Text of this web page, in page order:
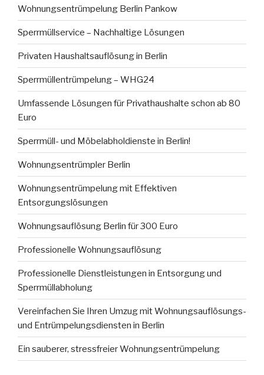
Wohnungsentrümpelung Berlin Pankow
Sperrmüllservice – Nachhaltige Lösungen
Privaten Haushaltsauflösung in Berlin
Sperrmüllentrümpelung – WHG24
Umfassende Lösungen für Privathaushalte schon ab 80
Euro
Sperrmüll- und Möbelabholdienste in Berlin!
Wohnungsentrümpler Berlin
Wohnungsentrümpelung mit Effektiven
Entsorgungslösungen
Wohnungsauflösung Berlin für 300 Euro
Professionelle Wohnungsauflösung
Professionelle Dienstleistungen in Entsorgung und
Sperrmüllabholung
Vereinfachen Sie Ihren Umzug mit Wohnungsauflösungs-
und Entrümpelungsdiensten in Berlin
Ein sauberer, stressfreier Wohnungsentrümpelung